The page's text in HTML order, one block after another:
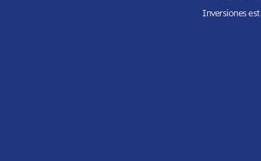
Inversiones